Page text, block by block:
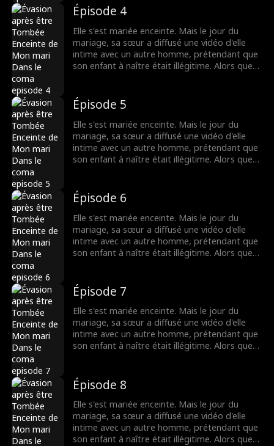
disait que le milliardaire était dans un état
végétatif, mais comment pouvait-il être si
séduisant ?
Épisode 4
Elle s'est mariée enceinte. Mais le jour du
mariage, sa sœur a diffusé une vidéo d'elle
intime avec un autre homme, prétendant que
son enfant à naître était illégitime. Alors que
disait que le milliardaire était dans un état
végétatif, mais comment pouvait-il être si
séduisant ?
Épisode 5
Elle s'est mariée enceinte. Mais le jour du
mariage, sa sœur a diffusé une vidéo d'elle
intime avec un autre homme, prétendant que
son enfant à naître était illégitime. Alors que
disait que le milliardaire était dans un état
végétatif, mais comment pouvait-il être si
séduisant ?
Épisode 6
Elle s'est mariée enceinte. Mais le jour du
mariage, sa sœur a diffusé une vidéo d'elle
intime avec un autre homme, prétendant que
son enfant à naître était illégitime. Alors que
disait que le milliardaire était dans un état
végétatif, mais comment pouvait-il être si
séduisant ?
Épisode 7
Elle s'est mariée enceinte. Mais le jour du
mariage, sa sœur a diffusé une vidéo d'elle
intime avec un autre homme, prétendant que
son enfant à naître était illégitime. Alors que
disait que le milliardaire était dans un état
végétatif, mais comment pouvait-il être si
séduisant ?
Épisode 8
Elle s'est mariée enceinte. Mais le jour du
mariage, sa sœur a diffusé une vidéo d'elle
intime avec un autre homme, prétendant que
son enfant à naître était illégitime. Alors que